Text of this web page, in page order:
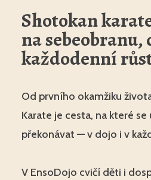
Shotokan
na
každodenní
Od prvního okamžiku
Karate je cesta, na které
překonávat — v dojo i v
V EnsoDojo cvičí děti i